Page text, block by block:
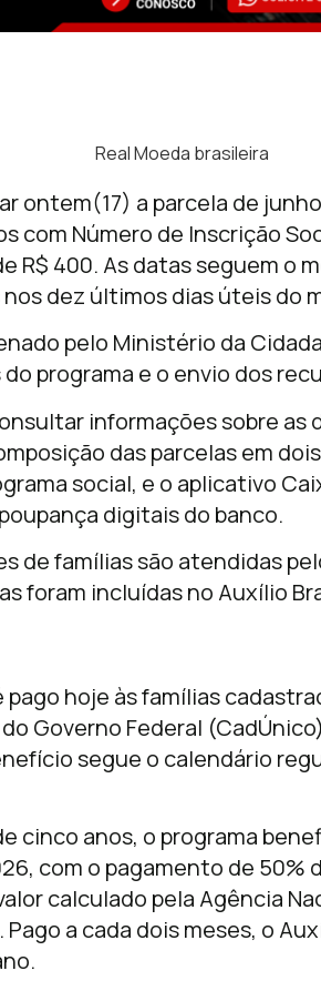
Real Moeda brasileira
ontem(17) a parcela de
com Número de Inscrição
R$ 400. As datas seguem o
dez últimos dias úteis do
pelo Ministério da
programa e o envio dos
informações sobre as
das parcelas em
social, e o aplicativo
digitais do banco.
de famílias são atendidas
foram incluídas no Auxílio
pago hoje às famílias
Governo Federal
segue o calendário
cinco anos, o programa
com o pagamento de 50%
calculado pela Agência
a cada dois meses, o